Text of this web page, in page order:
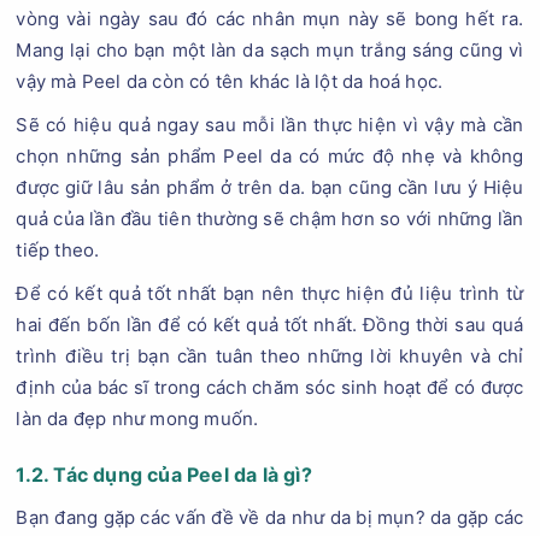
vòng vài ngày sau đó các nhân mụn này sẽ bong hết ra.
Mang lại cho bạn một làn da sạch mụn trắng sáng cũng vì
vậy mà Peel da còn có tên khác là lột da hoá học.
Sẽ có hiệu quả ngay sau mỗi lần thực hiện vì vậy mà cần
chọn những sản phẩm Peel da có mức độ nhẹ và không
được giữ lâu sản phẩm ở trên da. bạn cũng cần lưu ý Hiệu
quả của lần đầu tiên thường sẽ chậm hơn so với những lần
tiếp theo.
Để có kết quả tốt nhất bạn nên thực hiện đủ liệu trình từ
hai đến bốn lần để có kết quả tốt nhất. Đồng thời sau quá
trình điều trị bạn cần tuân theo những lời khuyên và chỉ
định của bác sĩ trong cách chăm sóc sinh hoạt để có được
làn da đẹp như mong muốn.
1.2. Tác dụng của Peel da là gì?
Bạn đang gặp các vấn đề về da như da bị mụn? da gặp các